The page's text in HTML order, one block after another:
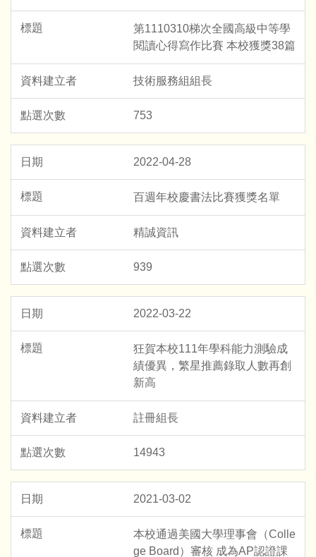
第1110310梯次全國高級中等學
閱讀心得寫作比賽 本校獲獎38篇
技術服務組組長
753
2022-04-28
百週年校慶書法比賽獲獎名單
精誠資訊
939
2022-03-22
狂賀本校111年學科能力測驗成
績優異，繁星推薦錄取人數再創
新高
註冊組長
14943
2021-03-02
本校通過美國大學理事會（Colle
ge Board）審核 成為AP認證課